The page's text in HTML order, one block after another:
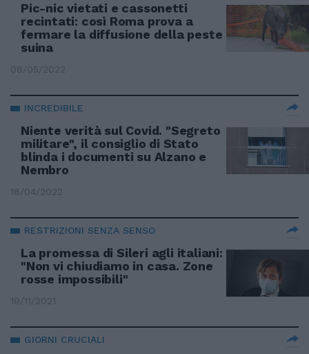
Pic-nic vietati e cassonetti
recintati: così Roma prova a
fermare la diffusione della peste
suina
08/05/2022
INCREDIBILE
Niente verità sul Covid. "Segreto
militare", il consiglio di Stato
blinda i documenti su Alzano e
Nembro
18/04/2022
RESTRIZIONI SENZA SENSO
La promessa di Sileri agli italiani:
"Non vi chiudiamo in casa. Zone
rosse impossibili"
19/11/2021
GIORNI CRUCIALI